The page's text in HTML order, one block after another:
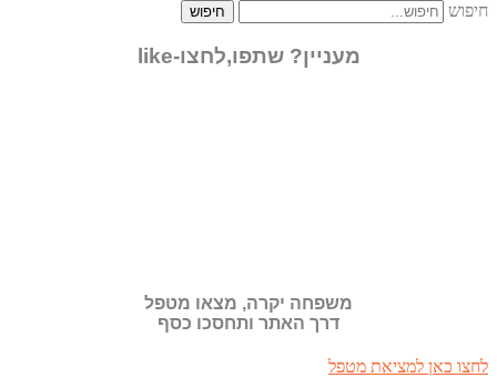
חיפוש חיפוש
מעניין? שתפו,לחצו-like
משפחה יקרה, מצאו מטפל
דרך האתר ותחסכו כסף
לחצו כאן למציאת מטפל